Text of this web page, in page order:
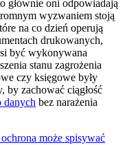
głównie oni odpowiadają
wyzwaniem stoją
na co dzień operują
drukowanych,
być wykonywana
stanu zagrożenia
czy księgowe były
by zachować ciągłość
danych bez narażenia
może spisywać